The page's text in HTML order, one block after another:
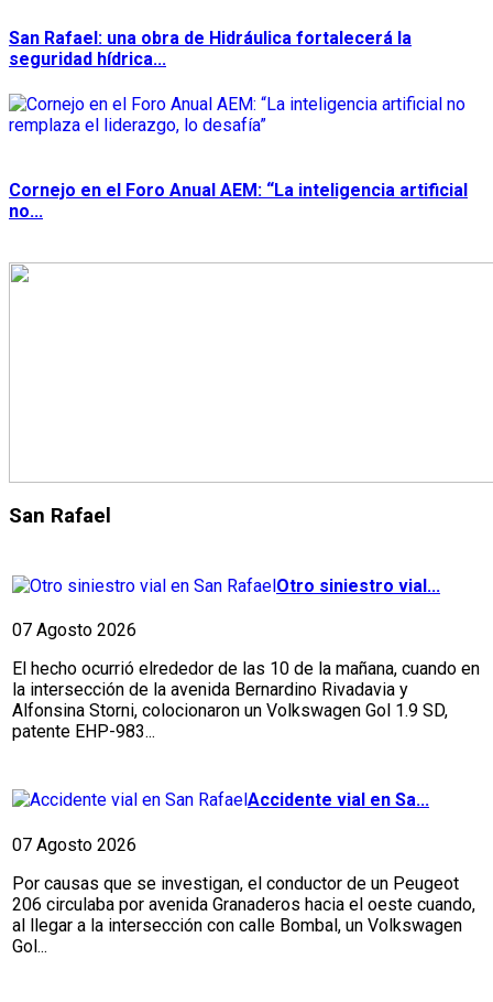
San Rafael: una obra de Hidráulica fortalecerá la
seguridad hídrica...
Cornejo en el Foro Anual AEM: “La inteligencia artificial
no...
San Rafael
Otro siniestro vial...
07 Agosto 2026
El hecho ocurrió elrededor de las 10 de la mañana, cuando en
la intersección de la avenida Bernardino Rivadavia y
Alfonsina Storni, colocionaron un Volkswagen Gol 1.9 SD,
patente EHP-983...
Accidente vial en Sa...
07 Agosto 2026
Por causas que se investigan, el conductor de un Peugeot
206 circulaba por avenida Granaderos hacia el oeste cuando,
al llegar a la intersección con calle Bombal, un Volkswagen
Gol...